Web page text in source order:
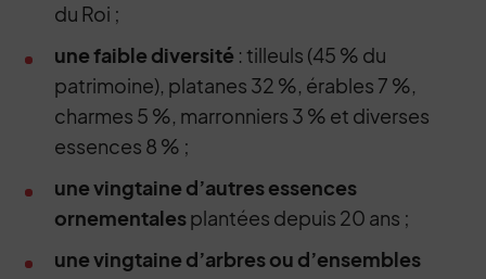
du Roi ;
une faible diversité : tilleuls (45 % du
patrimoine), platanes 32 %, érables 7 %,
charmes 5 %, marronniers 3 % et diverses
essences 8 % ;
une vingtaine d’autres essences
ornementalesplantées depuis 20 ans ;
une vingtaine d’arbres ou d’ensembles